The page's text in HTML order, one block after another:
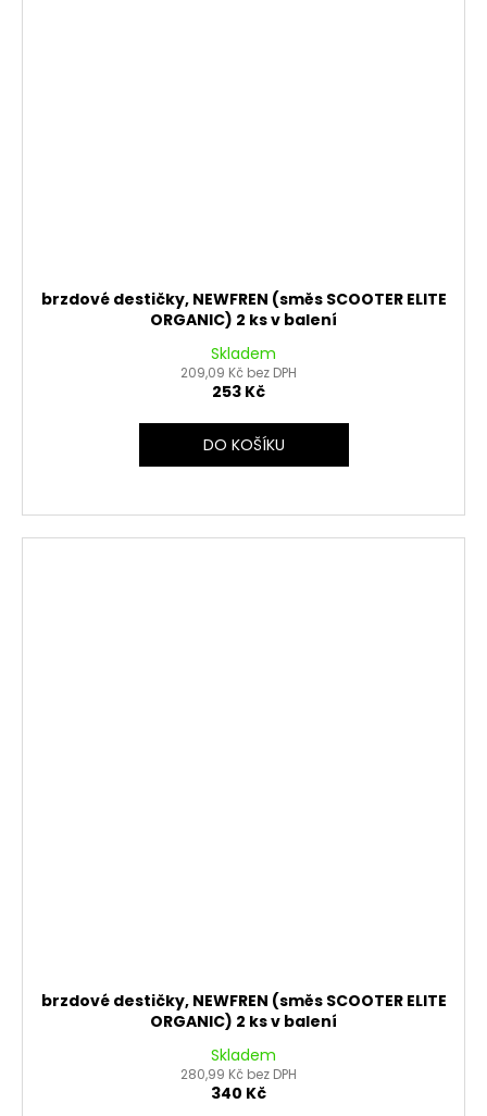
brzdové destičky, NEWFREN (směs SCOOTER ELITE
ORGANIC) 2 ks v balení
Skladem
209,09 Kč bez DPH
253 Kč
DO KOŠÍKU
brzdové destičky, NEWFREN (směs SCOOTER ELITE
ORGANIC) 2 ks v balení
Skladem
280,99 Kč bez DPH
340 Kč